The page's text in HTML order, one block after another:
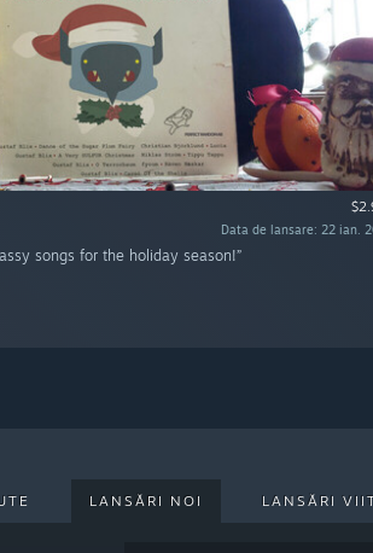
Data de lansare: 22 ian.
songs for the holiday season!”
LANSĂRI NOI LANSĂRI